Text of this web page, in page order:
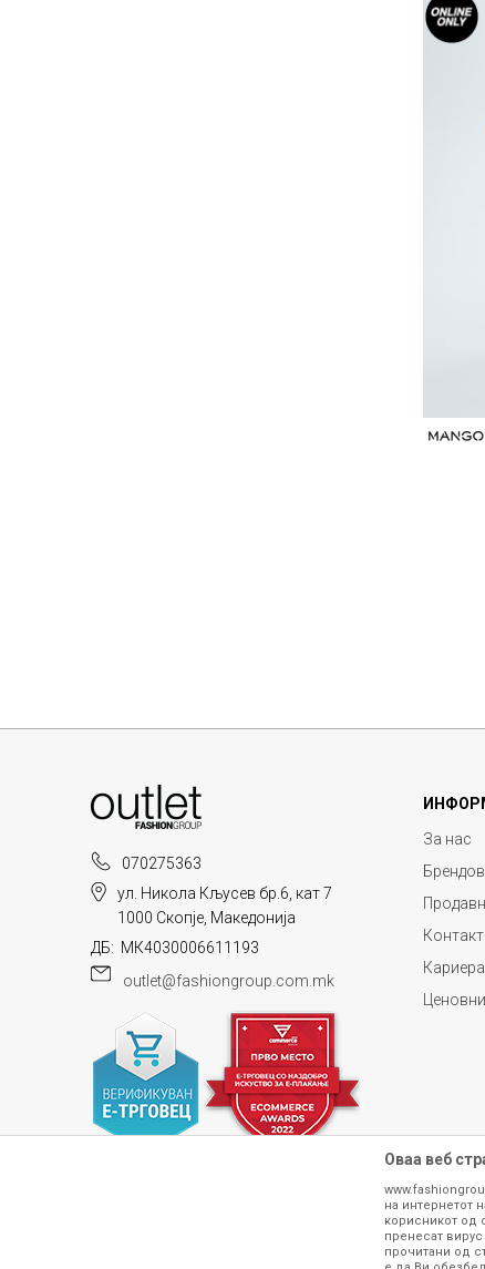
070275363
ул. Никола Кљусев бр.6, кат 7
1000 Скопје, Македонија
ДБ: МК4030006611193
outlet@fashiongroup.com.mk
За нас
Контакт
Кариера
Оваа веб
на интернетот
корисникот од
пренесат
прочитани од